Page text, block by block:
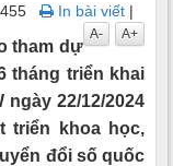
In bài viết |
A+
A-
tham dự
tháng triển khai
22/12/2024
triển khoa học,
đổi số quốc